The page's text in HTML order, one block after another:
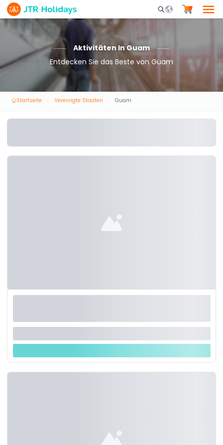
Mobile Search
Aktivitäten In Guam
Entdecken Sie das Beste von Guam
Startseite Vereinigte Staaten Guam